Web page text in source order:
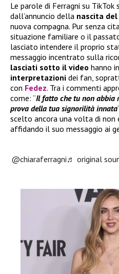
Le parole di Ferragni su
dall’annuncio della nascita
nuova compagna. Pur senza
situazione familiare o il
lasciato intendere il proprio
messaggio incentrato sulla
lasciati sotto il video hanno
interpretazioni dei fan,
con Fedez. Tra i commenti
come: “Il fatto che tu non abbia
prova della tua signorilità innata
scelto ancora una volta di non
affidando il suo messaggio ai
@chiaraferragni♬ original